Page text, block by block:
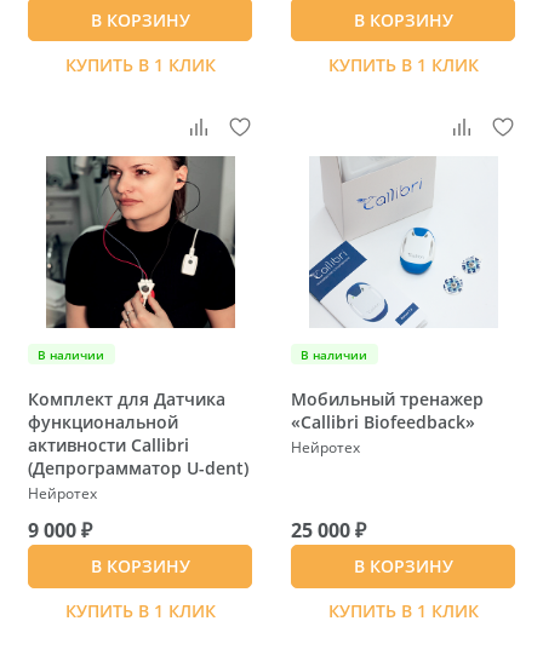
В КОРЗИНУ
КУПИТЬ В 1 КЛИК
В КОРЗИНУ
КУПИТЬ В 1 КЛИК
В наличии
Комплект для Датчика
функциональной
активности Callibri
(Депрограмматор U-dent)
Нейротех
9 000 ₽
В КОРЗИНУ
КУПИТЬ В 1 КЛИК
В наличии
Мобильный тренажер
«Callibri Biofeedback»
Нейротех
25 000 ₽
В КОРЗИНУ
КУПИТЬ В 1 КЛИК